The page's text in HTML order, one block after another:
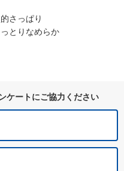
さっぱり
とりなめらか
ケートにご協力ください